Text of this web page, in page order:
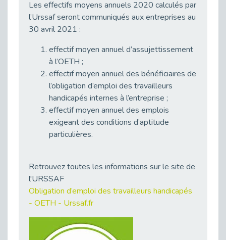
Handicap moteur et emploi : réussir ses recrutements vidéo
Publié le 22/04/2026
Publié le 20/04/2026
Publié le 20/04/2026
Publié le 20/04/2026
Publié le 13/04/2026
Les effectifs moyens annuels 2020 calculés par
l’Urssaf seront communiqués aux entreprises au
30 avril 2021 :
effectif moyen annuel d’assujettissement
à l’OETH ;
effectif moyen annuel des bénéficiaires de
l’obligation d’emploi des travailleurs
handicapés internes à l’entreprise ;
effectif moyen annuel des emplois
exigeant des conditions d’aptitude
particulières.
Retrouvez toutes les informations sur le site de
l'URSSAF
Obligation d’emploi des travailleurs handicapés
- OETH - Urssaf.fr